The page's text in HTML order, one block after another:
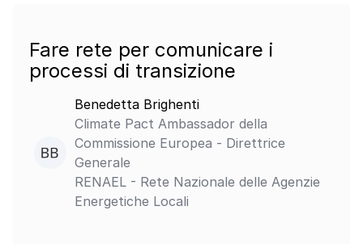
Fare rete per comunicare i
processi di transizione
Benedetta Brighenti
Climate Pact Ambassador della
Commissione Europea - Direttrice
Generale
RENAEL - Rete Nazionale delle Agenzie
Energetiche Locali